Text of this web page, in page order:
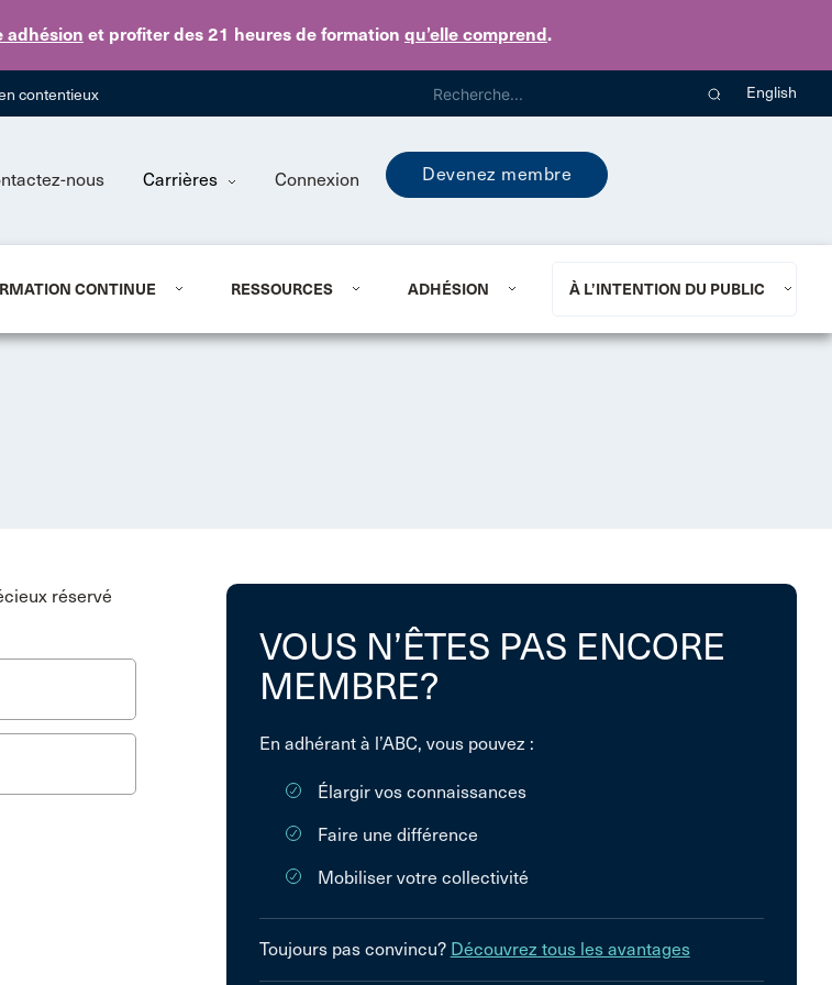
adhésion et profiter des 21 heures de formation qu’elle comprend.
Skip to main content
contentieux English
nous Carrières Connexion Devenez membre
CONTINUE RESSOURCES ADHÉSION À L’INTENTION DU PUBLIC
réservé
VOUS N’ÊTES PAS ENCORE
MEMBRE?
En adhérant à l’ABC, vous pouvez :
Élargir vos connaissances
Faire une différence
Mobiliser votre collectivité
Toujours pas convincu? Découvrez tous les avantages